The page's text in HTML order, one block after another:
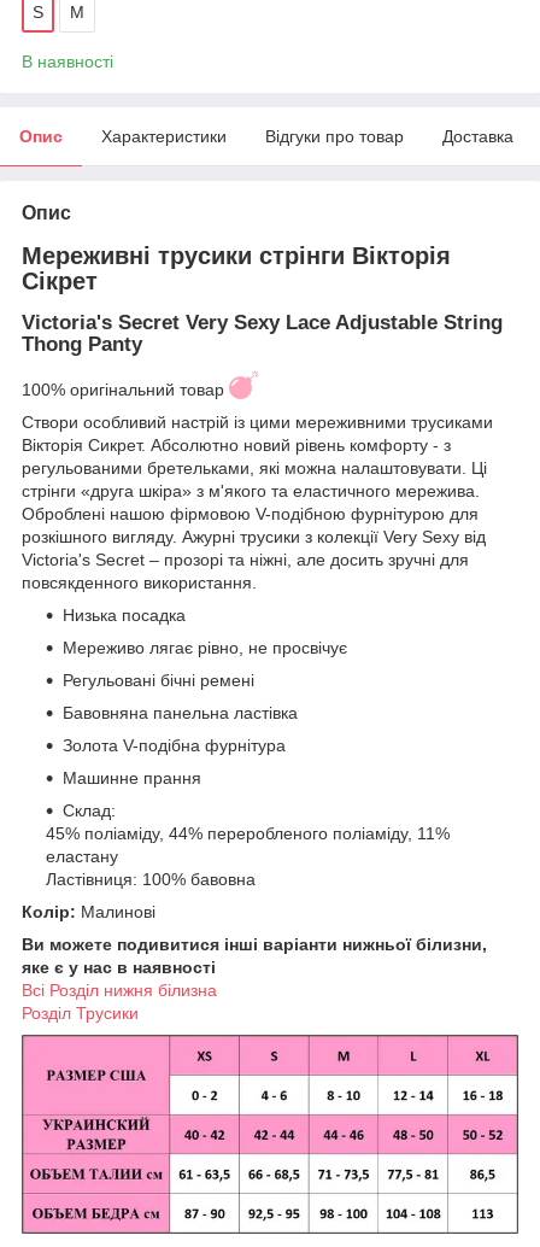
S M
В наявності
Опис Характеристики Відгуки про товар Доставка
Опис
Мереживні трусики стрінги Вікторія
Сікрет
Victoria's Secret Very Sexy Lace Adjustable String
Thong Panty
100% оригінальний товар
Створи особливий настрій із цими мереживними трусиками
Вікторія Сикрет. Абсолютно новий рівень комфорту - з
регульованими бретельками, які можна налаштовувати. Ці
стрінги «друга шкіра» з м'якого та еластичного мережива.
Оброблені нашою фірмовою V-подібною фурнітурою для
розкішного вигляду. Ажурні трусики з колекції Very Sexy від
Victoria's Secret – прозорі та ніжні, але досить зручні для
повсякденного використання.
Низька посадка
Мереживо лягає рівно, не просвічує
Регульовані бічні ремені
Бавовняна панельна ластівка
Золота V-подібна фурнітура
Машинне прання
Склад:
45% поліаміду, 44% переробленого поліаміду, 11%
еластану
Ластівниця: 100% бавовна
Колір: Малинові
Ви можете подивитися інші варіанти нижньої білизни,
яке є у нас в наявності
Всі Розділ нижня білизна
Розділ Трусики